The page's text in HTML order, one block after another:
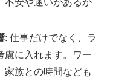
: 仕事だけでなく、ラ
慮に入れます。ワー
家族との時間なども